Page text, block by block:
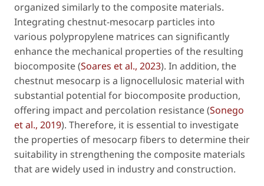
organized similarly to the composite materials.
Integrating chestnut-mesocarp particles into
various polypropylene matrices can significantly
enhance the mechanical properties of the resulting
biocomposite (Soares et al., 2023). In addition, the
chestnut mesocarp is a lignocellulosic material with
substantial potential for biocomposite production,
offering impact and percolation resistance (Sonego
et al., 2019). Therefore, it is essential to investigate
the properties of mesocarp fibers to determine their
suitability in strengthening the composite materials
that are widely used in industry and construction.